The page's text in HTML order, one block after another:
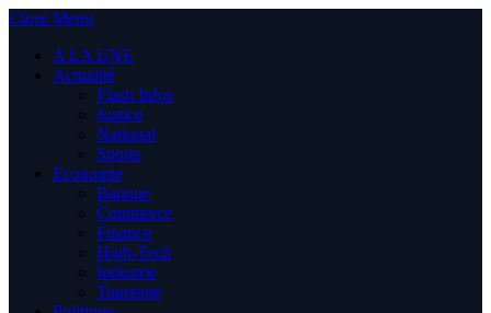
Close Menu
A LA UNE
Actualité
Flash Infos
Justice
National
Sports
Economie
Banque
Commerce
Finance
High-Tech
Industrie
Tourisme